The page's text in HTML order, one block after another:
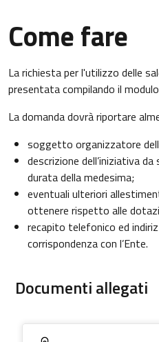
Come fare
La richiesta per l'utilizzo delle
presentata compilando il
La domanda dovrà riportare
soggetto organizzatore
descrizione dell’iniziativa
durata della medesima;
eventuali ulteriori
ottenere rispetto alle
recapito telefonico ed
corrispondenza con l’Ente.
Documenti allegati